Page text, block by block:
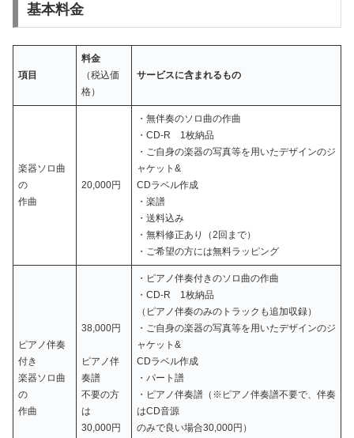
基本料金
項目
料金
（税込価
格）
サービスに含まれるもの
楽器ソロ曲
の
作曲
20,000円
・無伴奏のソロ曲の作曲
・CD-R 1枚納品
・ご自身の楽器の写真等を用いたデザインのジ
ャケット&
CDラベル作成
・楽譜
・送料込み
・無料修正あり（2回まで）
・ご希望の方には無料ラッピング
ピアノ伴奏
付き
楽器ソロ曲
の
作曲
38,000円
ピアノ伴
奏譜
不要の方
は
30,000円
・ピアノ伴奏付きのソロ曲の作曲
・CD-R 1枚納品
（ピアノ伴奏のみのトラックも追加収録）
・ご自身の楽器の写真等を用いたデザインのジ
ャケット&
CDラベル作成
・パート譜
・ピアノ伴奏譜（※ピアノ伴奏譜不要で、伴奏
はCD音源
のみで良い場合30,000円）